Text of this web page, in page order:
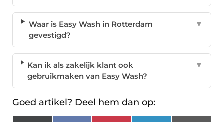
Waar is Easy Wash in Rotterdam
gevestigd?
▼
Kan ik als zakelijk klant ook
gebruikmaken van Easy Wash?
▼
Goed artikel? Deel hem dan op: